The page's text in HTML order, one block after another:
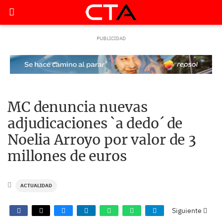
MC denuncia nuevas
adjudicaciones `a dedo´ de
Noelia Arroyo por valor de 3
millones de euros
ACTUALIDAD
Siguiente